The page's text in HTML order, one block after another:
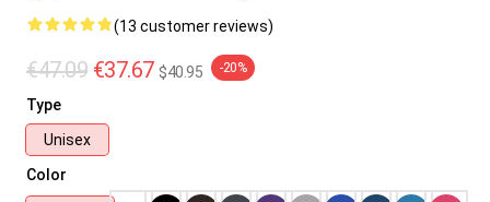
(13 customer reviews)
€47.09 €37.67 $40.95 -20%
Type
Unisex
Color